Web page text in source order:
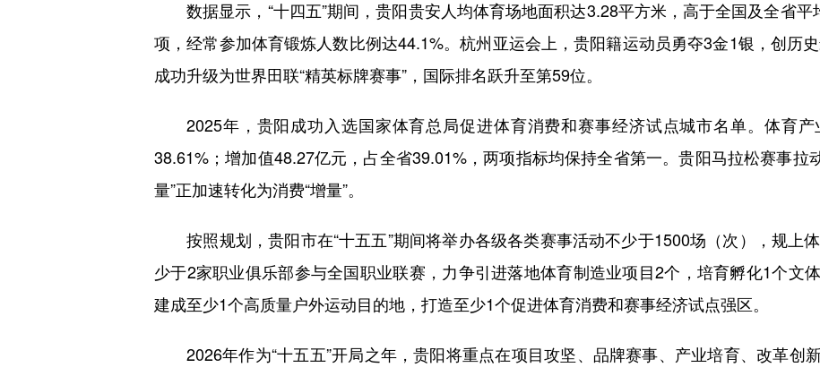
数据显示，“十四五”期间，贵阳贵安人均体育场地面积达3.28平方米，高于全国及全省平
项，经常参加体育锻炼人数比例达44.1%。杭州亚运会上，贵阳籍运动员勇夺3金1银，创历
成功升级为世界田联“精英标牌赛事”，国际排名跃升至第59位。
2025年，贵阳成功入选国家体育总局促进体育消费和赛事经济试点城市名单。体育产
38.61%；增加值48.27亿元，占全省39.01%，两项指标均保持全省第一。贵阳马拉松赛事拉
量”正加速转化为消费“增量”。
按照规划，贵阳市在“十五五”期间将举办各级各类赛事活动不少于1500场（次），规上
少于2家职业俱乐部参与全国职业联赛，力争引进落地体育制造业项目2个，培育孵化1个文
建成至少1个高质量户外运动目的地，打造至少1个促进体育消费和赛事经济试点强区。
2026年作为“十五五”开局之年，贵阳将重点在项目攻坚、品牌赛事、产业培育、改革创